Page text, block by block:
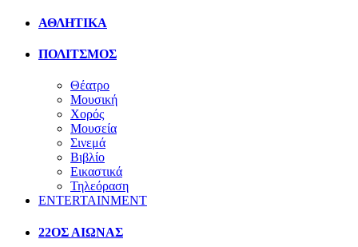
ΑΘΛΗΤΙΚΑ
ΠΟΛΙΤΣΜΟΣ
Θέατρο
Μουσική
Χορός
Μουσεία
Σινεμά
Βιβλίο
Εικαστικά
Τηλεόραση
ENTERTAINMENT
22ΟΣ ΑΙΩΝΑΣ